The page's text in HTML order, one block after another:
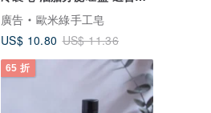
季通勤
廣告
歐米綠手工皂
US$ 10.80 US$ 11.36
65 折